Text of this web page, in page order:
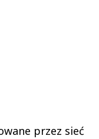
przez sieć